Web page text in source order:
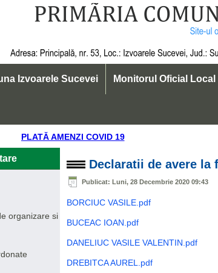
Izvoarele Sucevei Monitorul Oficial Local
PLATĂ AMENZI COVID 19
organizare si
Declaratii de avere la
Publicat: Luni, 28 Decembrie 2020 09:43
BORCIUC VASILE.pdf
BUCEAC IOAN.pdf
DANELIUC VASILE VALENTIN.pdf
DREBITCA AUREL.pdf